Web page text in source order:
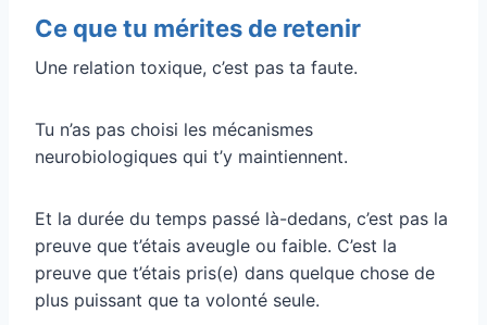
Ce que tu mérites de retenir
Une relation toxique, c’est pas ta faute.
Tu n’as pas choisi les mécanismes
neurobiologiques qui t’y maintiennent.
Et la durée du temps passé là-dedans, c’est pas la
preuve que t’étais aveugle ou faible. C’est la
preuve que t’étais pris(e) dans quelque chose de
plus puissant que ta volonté seule.